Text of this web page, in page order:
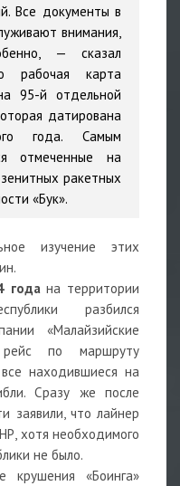
Все документы в
внимания,
— сказал
рабочая карта
95-й отдельной
датирована
года. Самым
отмеченные на
ракетных
«Бук».
изучение этих
года на территории
разбился
«Малайзийские
рейс по маршруту
находившиеся на
Сразу же после
заявили, что лайнер
хотя необходимого
не было.
крушения «Боинга»